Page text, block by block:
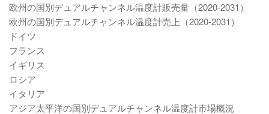
欧州の国別デュアルチャンネル温度計販売量（2020-2031）
欧州の国別デュアルチャンネル温度計売上（2020-2031）
ドイツ
フランス
イギリス
ロシア
イタリア
アジア太平洋の国別デュアルチャンネル温度計市場概況